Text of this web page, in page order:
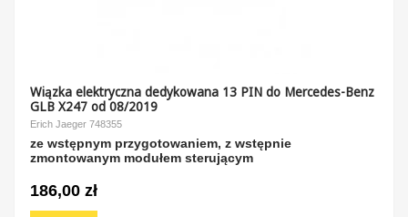
Wiązka elektryczna dedykowana 13 PIN do Mercedes-Benz
GLB X247 od 08/2019
Erich Jaeger 748355
ze wstępnym przygotowaniem, z wstępnie
zmontowanym modułem sterującym
186,00 zł